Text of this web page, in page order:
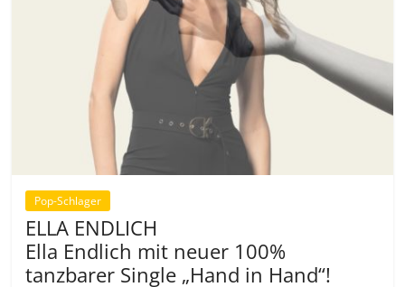
Pop-Schlager
ELLA ENDLICH
Ella Endlich mit neuer 100%
tanzbarer Single „Hand in Hand“!